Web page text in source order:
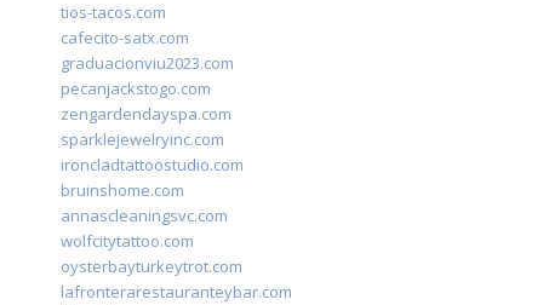
tios-tacos.com
cafecito-satx.com
graduacionviu2023.com
pecanjackstogo.com
zengardendayspa.com
sparklejewelryinc.com
ironcladtattoostudio.com
bruinshome.com
annascleaningsvc.com
wolfcitytattoo.com
oysterbayturkeytrot.com
lafronterarestauranteybar.com